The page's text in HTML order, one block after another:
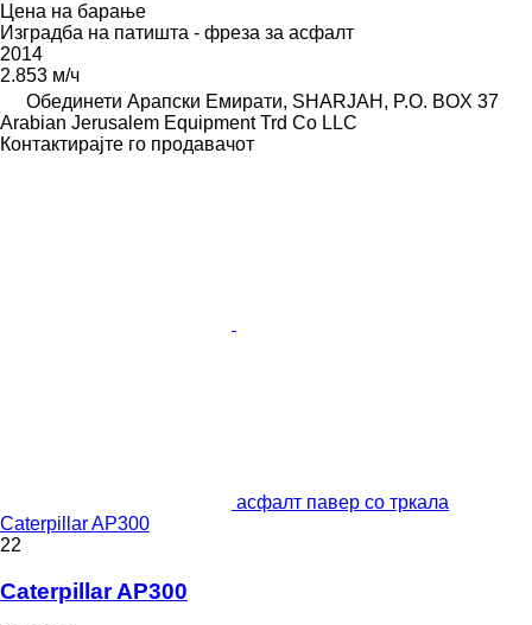
Цена на барање
Изградба на патишта - фреза за асфалт
2014
2.853 м/ч
Обединети Арапски Емирати, SHARJAH, P.O. BOX 37
Arabian Jerusalem Equipment Trd Co LLC
Контактирајте го продавачот
асфалт павер со тркала
Caterpillar AP300
22
Caterpillar AP300